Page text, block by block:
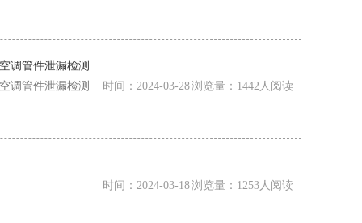
调管件泄漏检测
调管件泄漏检测
时间：2024-03-28 浏览量：1442人阅读
时间：2024-03-18 浏览量：1253人阅读